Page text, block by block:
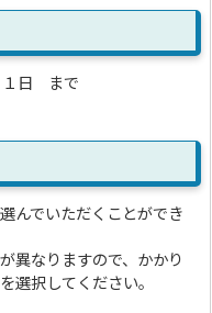
１日 まで
んでいただくことができ
異なりますので、かかり
選択してください。